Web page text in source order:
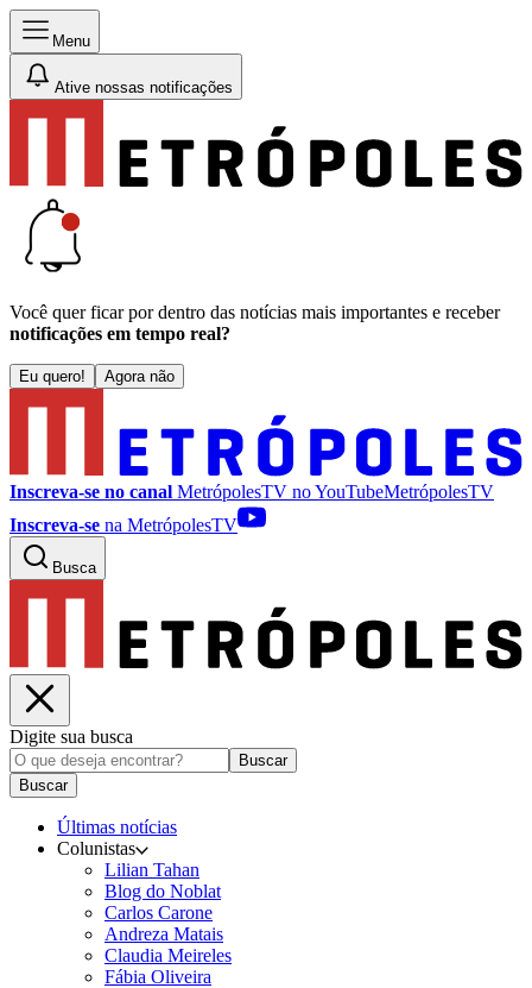
Menu
Ative nossas notificações
Você quer ficar por dentro das notícias mais importantes e receber
notificações em tempo real?
Eu quero! Agora não
Inscreva-se no canal MetrópolesTV noYouTubeMetrópolesTV
Inscreva-se na MetrópolesTV
Busca
Digite sua busca
Buscar
Buscar
Últimas notícias
Colunistas
Lilian Tahan
Blog do Noblat
Carlos Carone
Andreza Matais
Claudia Meireles
Fábia Oliveira